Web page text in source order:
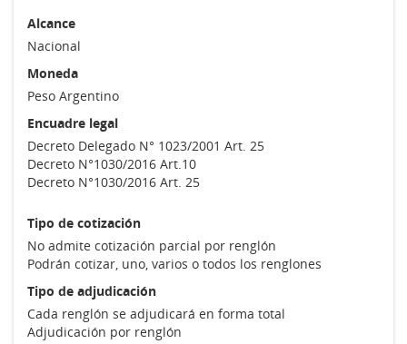
Alcance
Nacional
Moneda
Peso Argentino
Encuadre legal
Decreto Delegado N° 1023/2001 Art. 25
Decreto N°1030/2016 Art.10
Decreto N°1030/2016 Art. 25
Tipo de cotización
No admite cotización parcial por renglón
Podrán cotizar, uno, varios o todos los renglones
Tipo de adjudicación
Cada renglón se adjudicará en forma total
Adjudicación por renglón